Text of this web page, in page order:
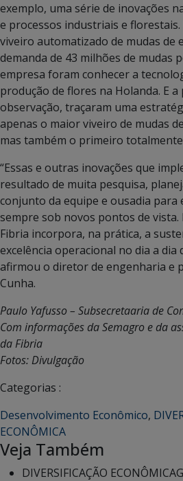
exemplo, uma série de inovações
e processos industriais e
viveiro automatizado de mudas de
demanda de 43 milhões de mudas
empresa foram conhecer a
produção de flores na Holanda. E
observação, traçaram uma
apenas o maior viveiro de mudas
mas também o primeiro
“Essas e outras inovações que
resultado de muita pesquisa,
conjunto da equipe e ousadia para
sempre sob novos pontos de vista.
Fibria incorpora, na prática, a
excelência operacional no dia a dia
afirmou o diretor de engenharia e
Cunha.
Paulo Yafusso – Subsecretaaria de
Com informações da Semagro e da
da Fibria
Fotos: Divulgação
Categorias :
Desenvolvimento Econômico,
ECONÔMICA
Veja Também
DIVERSIFICAÇÃO ECONÔMICA